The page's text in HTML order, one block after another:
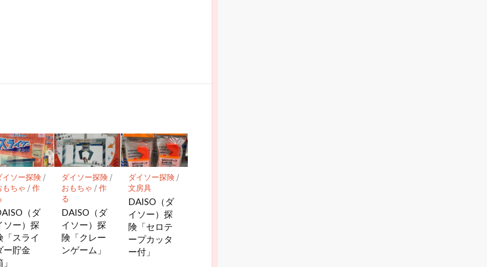
イソー探険/
もちゃ /作
（ダ
ソー）探
「スライ
ー貯金
ダイソー探険/
おもちゃ /作
る
DAISO（ダ
イソー）探
険「クレー
ンゲーム」
ダイソー探険/
文房具
DAISO（ダ
イソー）探
険「セロテ
ープカッタ
ー付」